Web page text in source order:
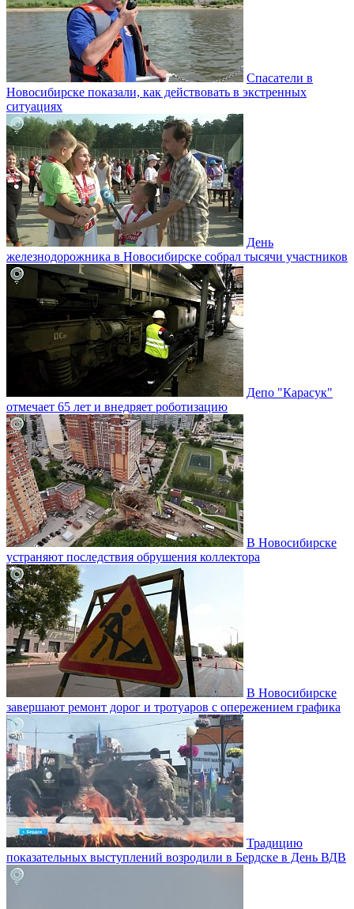
Спасатели в
Новосибирске показали, как действовать в экстренных
ситуациях
День
железнодорожника в Новосибирске собрал тысячи участников
Депо "Карасук"
отмечает 65 лет и внедряет роботизацию
В Новосибирске
устраняют последствия обрушения коллектора
В Новосибирске
завершают ремонт дорог и тротуаров с опережением графика
Традицию
показательных выступлений возродили в Бердске в День ВДВ